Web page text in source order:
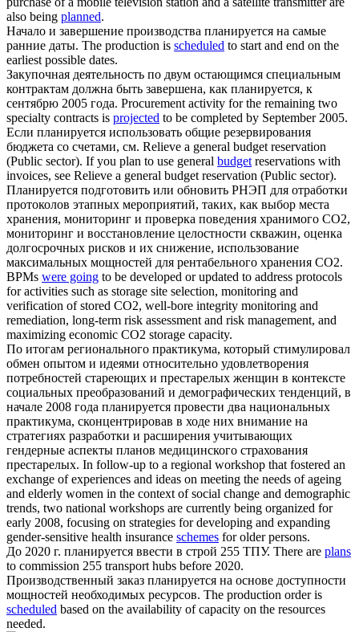
also being planned.
Начало и завершение производства планируется на самые
ранние даты. The production is scheduled to start and end on the
earliest possible dates.
Закупочная деятельность по двум остающимся специальным
контрактам должна быть завершена, как планируется, к
сентябрю 2005 года. Procurement activity for the remaining two
specialty contracts is projected to be completed by September 2005.
Если планируется использовать общие резервирования
бюджета со счетами, см. Relieve a general budget reservation
(Public sector). If you plan to use general budgetreservations with
invoices, see Relieve a general budget reservation (Public sector).
Планируется подготовить или обновить РНЭП для отработки
протоколов этапных мероприятий, таких, как выбор места
хранения, мониторинг и проверка поведения хранимого СО2,
мониторинг и восстановление целостности скважин, оценка
долгосрочных рисков и их снижение, использование
максимальных мощностей для рентабельного хранения СО2.
BPMs were going to be developed or updated to address protocols
for activities such as storage site selection, monitoring and
verification of stored CO2, well-bore integrity monitoring and
remediation, long-term risk assessment and risk management, and
maximizing economic CO2 storage capacity.
По итогам регионального практикума, который стимулировал
обмен опытом и идеями относительно удовлетворения
потребностей стареющих и престарелых женщин в контексте
социальных преобразований и демографических тенденций, в
начале 2008 года планируется провести два национальных
практикума, сконцентрировав в ходе них внимание на
стратегиях разработки и расширения учитывающих
гендерные аспекты планов медицинского страхования
престарелых. In follow-up to a regional workshop that fostered an
exchange of experiences and ideas on meeting the needs of ageing
and elderly women in the context of social change and demographic
trends, two national workshops are currently being organized for
early 2008, focusing on strategies for developing and expanding
gender-sensitive health insurance schemes for older persons.
До 2020 г. планируется ввести в строй 255 ТПУ. There are plans
to commission 255 transport hubs before 2020.
Производственный заказ планируется на основе доступности
мощностей необходимых ресурсов. The production order is
scheduled based on the availability of capacity on the resources
needed.